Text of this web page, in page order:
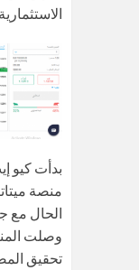
بدأت كيو
الحال مع
وصلت
تحقيق